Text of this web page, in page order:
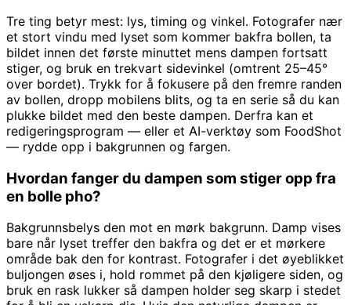
Tre ting betyr mest: lys, timing og vinkel. Fotografer nær
et stort vindu med lyset som kommer bakfra bollen, ta
bildet innen det første minuttet mens dampen fortsatt
stiger, og bruk en trekvart sidevinkel (omtrent 25–45°
over bordet). Trykk for å fokusere på den fremre randen
av bollen, dropp mobilens blits, og ta en serie så du kan
plukke bildet med den beste dampen. Derfra kan et
redigeringsprogram — eller et AI-verktøy som FoodShot
— rydde opp i bakgrunnen og fargen.
Hvordan fanger du dampen som stiger opp fra
en bolle pho?
Bakgrunnsbelys den mot en mørk bakgrunn. Damp vises
bare når lyset treffer den bakfra og det er et mørkere
område bak den for kontrast. Fotografer i det øyeblikket
buljongen øses i, hold rommet på den kjøligere siden, og
bruk en rask lukker så dampen holder seg skarp i stedet